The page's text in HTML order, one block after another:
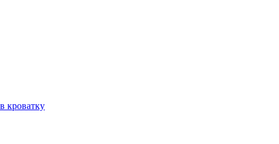
кроватку